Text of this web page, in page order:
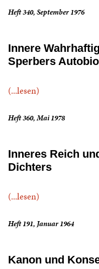
Heft 340, September 1976
Innere
Sperbers
(...lesen)
Heft 360, Mai 1978
Inneres Reich
Dichters
(...lesen)
Heft 191, Januar 1964
Kanon und